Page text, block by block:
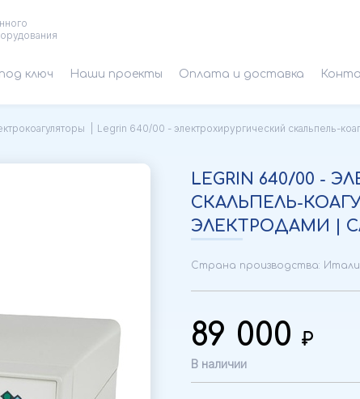
ключ Наши проекты Оплата и доставка
Legrin 640/00 - электрохирургический скальпель-
LEGRIN 640/00 -
СКАЛЬПЕЛЬ-
ЭЛЕКТРОДАМИ |
Страна производства:
89 000
В наличии